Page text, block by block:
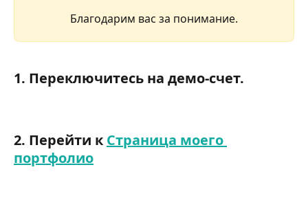
Благодарим вас за понимание.
1. Переключитесь на демо-счет.
2. Перейти к Страница моего
портфолио